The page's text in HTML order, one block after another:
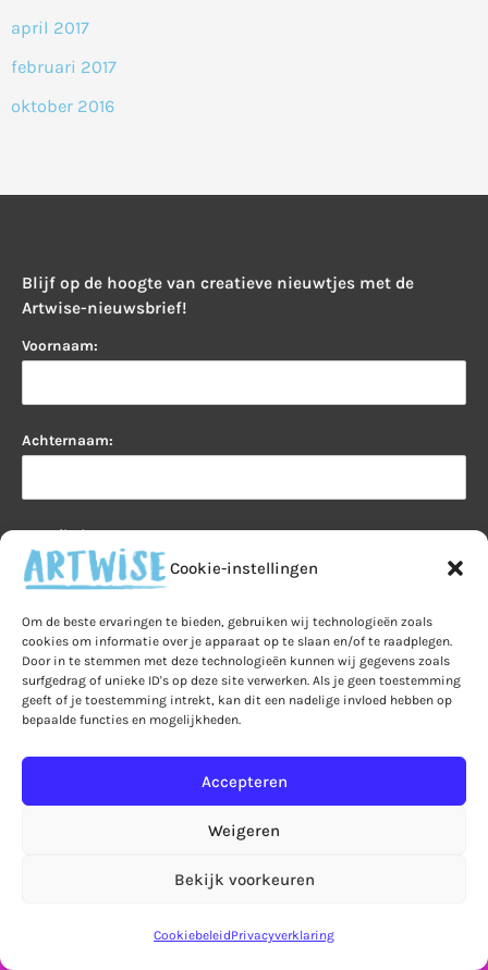
Cookie-instellingen
Om de beste ervaringen te bieden, gebruiken wij technologieën zoals
cookies om informatie over je apparaat op te slaan en/of te raadplegen.
Door in te stemmen met deze technologieën kunnen wij gegevens zoals
surfgedrag of unieke ID's op deze site verwerken. Als je geen toestemming
geeft of je toestemming intrekt, kan dit een nadelige invloed hebben op
bepaalde functies en mogelijkheden.
Accepteren
Weigeren
Bekijk voorkeuren
CookiebeleidPrivacyverklaring
Let op! Bestellingen in de webshop worden pas
vanaf 7 september verzonden!
april 2017
februari 2017
oktober 2016
Blijf op de hoogte van creatieve nieuwtjes met de
Artwise-nieuwsbrief!
Voornaam:
Achternaam:
E-mailadres:
Artwise